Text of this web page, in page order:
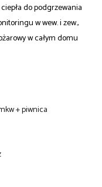
do podgrzewania
w wew. i zew.,
w całym domu
+ piwnica